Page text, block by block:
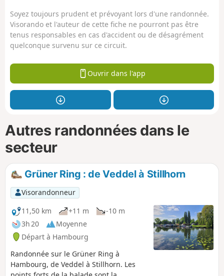
Soyez toujours prudent et prévoyant lors d'une randonnée.
Visorando et l'auteur de cette fiche ne pourront pas être
tenus responsables en cas d'accident ou de désagrément
quelconque survenu sur ce circuit.
Ouvrir dans l'app
Autres randonnées dans le
secteur
Grüner Ring : de Veddel à Stillhorn
Visorandonneur
11,50 km
+11 m
-10 m
3h 20
Moyenne
Départ à Hambourg
Randonnée sur le Grüner Ring à
Hambourg, de Veddel à Stillhorn. Les